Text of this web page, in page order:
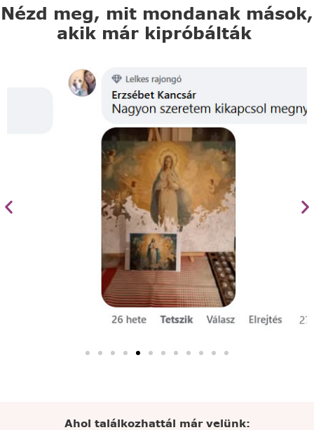
Nézd meg, mit mondanak mások,
akik már kipróbálták
Ahol találkozhattál már velünk: